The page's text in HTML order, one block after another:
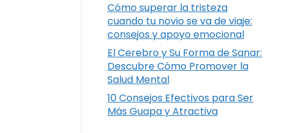
Cómo superar la tristeza
cuando tu novio se va de viaje:
consejos y apoyo emocional
El Cerebro y Su Forma de Sanar:
Descubre Cómo Promover la
Salud Mental
10 Consejos Efectivos para Ser
Más Guapa y Atractiva